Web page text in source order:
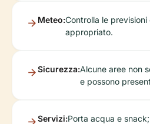
Meteo:Controlla le
appropriato.
Sicurezza:Alcune aree non
e possono
Servizi:Porta acqua e